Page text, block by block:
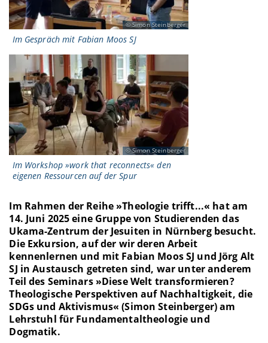
Simon Steinberger
Im Gespräch mit Fabian Moos SJ
Simon Steinberger
Im Workshop »work that reconnects« den
eigenen Ressourcen auf der Spur
Im Rahmen der Reihe »Theologie trifft...« hat am
14. Juni 2025 eine Gruppe von Studierenden das
Ukama-Zentrum der Jesuiten in Nürnberg besucht.
Die Exkursion, auf der wir deren Arbeit
kennenlernen und mit Fabian Moos SJ und Jörg Alt
SJ in Austausch getreten sind, war unter anderem
Teil des Seminars »Diese Welt transformieren?
Theologische Perspektiven auf Nachhaltigkeit, die
SDGs und Aktivismus« (Simon Steinberger) am
Lehrstuhl für Fundamentaltheologie und
Dogmatik.